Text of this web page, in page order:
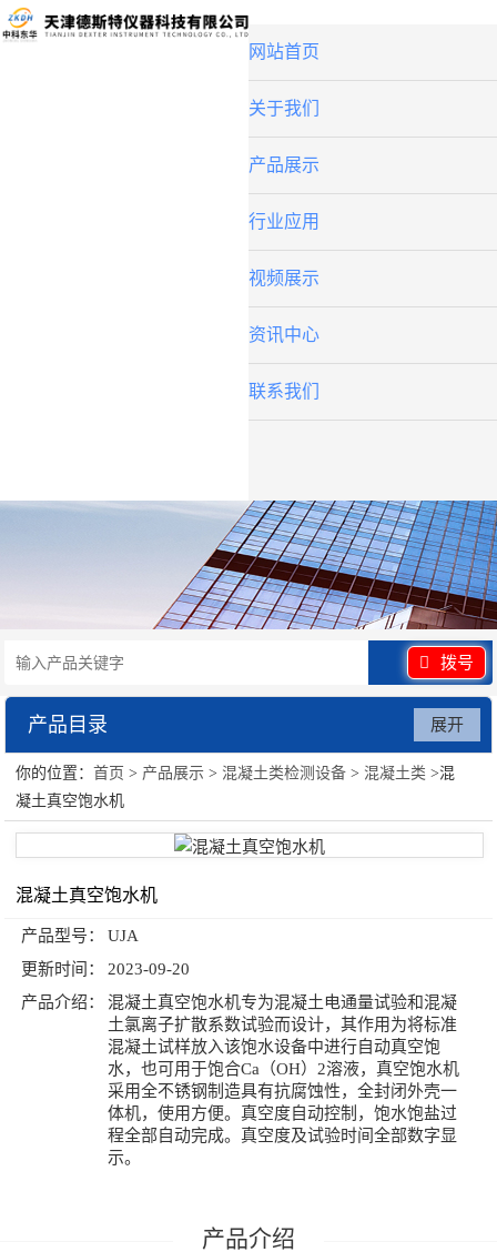
网站首页
关于我们
产品展示
行业应用
视频展示
资讯中心
联系我们
拨号
产品目录
混凝土类检测设备
展开
你的位置：首页 > 产品展示 > 混凝土类检测设备 > 混凝土类 >混
凝土真空饱水机
混凝土真空饱水机
产品型号：
UJA
更新时间：
2023-09-20
产品介绍：
混凝土真空饱水机专为混凝土电通量试验和混凝
土氯离子扩散系数试验而设计，其作用为将标准
混凝土试样放入该饱水设备中进行自动真空饱
水，也可用于饱合Ca（OH）2溶液，真空饱水机
采用全不锈钢制造具有抗腐蚀性，全封闭外壳一
体机，使用方便。真空度自动控制，饱水饱盐过
程全部自动完成。真空度及试验时间全部数字显
示。